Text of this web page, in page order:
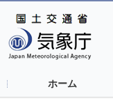
ホーム